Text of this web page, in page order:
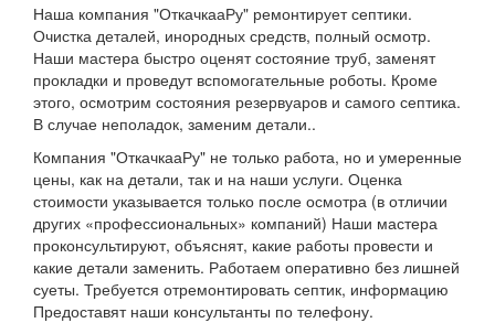
Наша компания "ОткачкааРу" ремонтирует септики.
Очистка деталей, инородных средств, полный осмотр.
Наши мастера быстро оценят состояние труб, заменят
прокладки и проведут вспомогательные роботы. Кроме
этого, осмотрим состояния резервуаров и самого септика.
В случае неполадок, заменим детали..
Компания "ОткачкааРу" не только работа, но и умеренные
цены, как на детали, так и на наши услуги. Оценка
стоимости указывается только после осмотра (в отличии
других «профессиональных» компаний) Наши мастера
проконсультируют, объяснят, какие работы провести и
какие детали заменить. Работаем оперативно без лишней
суеты. Требуется отремонтировать септик, информацию
Предоставят наши консультанты по телефону.